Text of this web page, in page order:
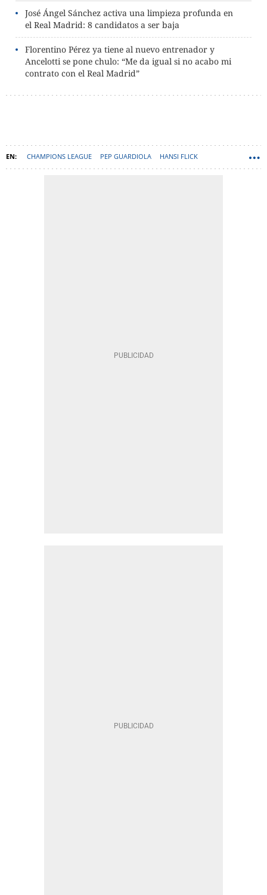
José Ángel Sánchez activa una limpieza profunda en
el Real Madrid: 8 candidatos a ser baja
Florentino Pérez ya tiene al nuevo entrenador y
Ancelotti se pone chulo: “Me da igual si no acabo mi
contrato con el Real Madrid”
CHAMPIONS LEAGUE PEP GUARDIOLA HANSI FLICK